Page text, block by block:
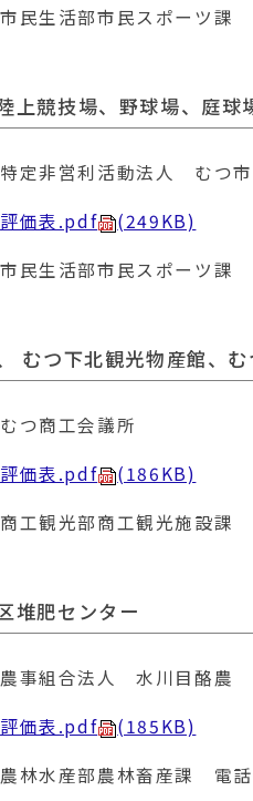
市民生活部市民スポーツ
上競技場、野球場、庭球
特定非営利活動法人 むつ
評価表.pdf
(249KB)
市民生活部市民スポーツ
むつ下北観光物産館、
むつ商工会議所
評価表.pdf
(186KB)
商工観光部商工観光施設課
堆肥センター
農事組合法人 水川目酪農
評価表.pdf
(185KB)
農林水産部農林畜産課 電